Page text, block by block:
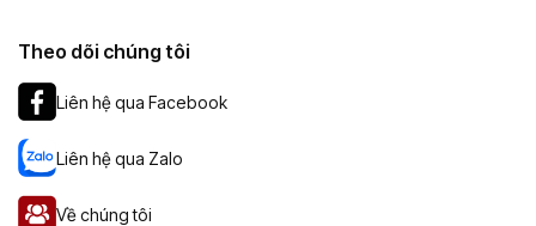
Theo dõi chúng tôi
Liên hệ qua Facebook
Liên hệ qua Zalo
Về chúng tôi